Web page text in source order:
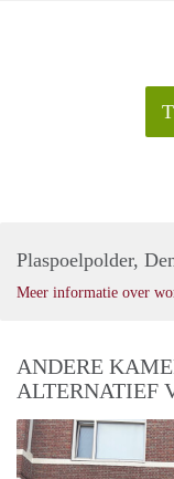
Plaspoelpolder,
Meer informatie over
ANDERE
ALTERNATIEF